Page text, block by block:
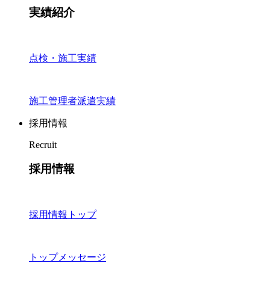
実績紹介
点検・施工実績
施工管理者派遣実績
採用情報
Recruit
採用情報
採用情報トップ
トップメッセージ